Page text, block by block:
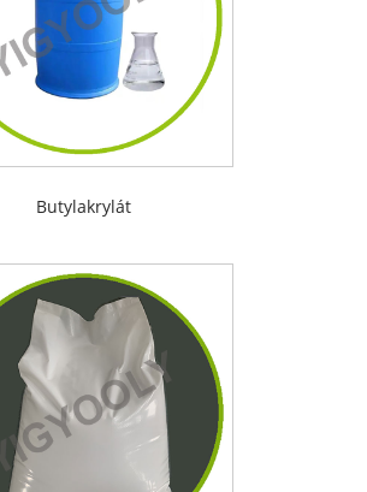
Butylakrylát